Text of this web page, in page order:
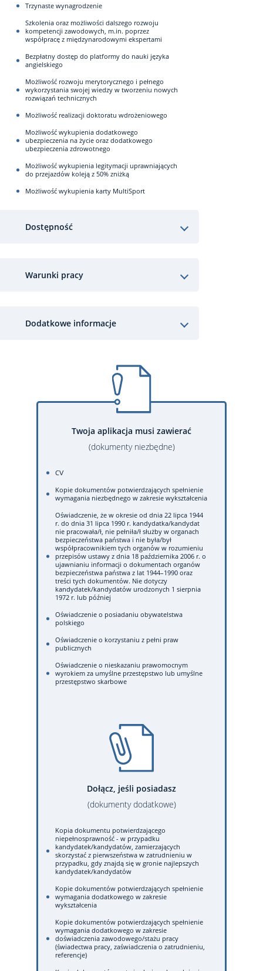
Trzynaste wynagrodzenie
Szkolenia oraz możliwości dalszego rozwoju
kompetencji zawodowych, m.in. poprzez
współpracę z międzynarodowymi ekspertami
Bezpłatny dostęp do platformy do nauki języka
angielskiego
Możliwość rozwoju merytorycznego i pełnego
wykorzystania swojej wiedzy w tworzeniu nowych
rozwiązań technicznych
Możliwość realizacji doktoratu wdrożeniowego
Możliwość wykupienia dodatkowego
ubezpieczenia na życie oraz dodatkowego
ubezpieczenia zdrowotnego
Możliwość wykupienia legitymacji uprawniających
do przejazdów koleją z 50% zniżką
Możliwość wykupienia karty MultiSport
Dostępność
Warunki pracy
Dodatkowe informacje
Twoja aplikacja musi zawierać
(dokumenty niezbędne)
CV
Kopie dokumentów potwierdzających spełnienie
wymagania niezbędnego w zakresie wykształcenia
Oświadczenie, że w okresie od dnia 22 lipca 1944
r. do dnia 31 lipca 1990 r. kandydatka/kandydat
nie pracowała/ł, nie pełniła/ł służby w organach
bezpieczeństwa państwa i nie była/był
współpracownikiem tych organów w rozumieniu
przepisów ustawy z dnia 18 października 2006 r. o
ujawnianiu informacji o dokumentach organów
bezpieczeństwa państwa z lat 1944–1990 oraz
treści tych dokumentów. Nie dotyczy
kandydatek/kandydatów urodzonych 1 sierpnia
1972 r. lub później
Oświadczenie o posiadaniu obywatelstwa
polskiego
Oświadczenie o korzystaniu z pełni praw
publicznych
Oświadczenie o nieskazaniu prawomocnym
wyrokiem za umyślne przestępstwo lub umyślne
przestępstwo skarbowe
Dołącz, jeśli posiadasz
(dokumenty dodatkowe)
Kopia dokumentu potwierdzającego
niepełnosprawność - w przypadku
kandydatek/kandydatów, zamierzających
skorzystać z pierwszeństwa w zatrudnieniu w
przypadku, gdy znajdą się w gronie najlepszych
kandydatek/kandydatów
Kopie dokumentów potwierdzających spełnienie
wymagania dodatkowego w zakresie
wykształcenia
Kopie dokumentów potwierdzających spełnienie
wymagania dodatkowego w zakresie
doświadczenia zawodowego/stażu pracy
(świadectwa pracy, zaświadczenia o zatrudnieniu,
referencje)